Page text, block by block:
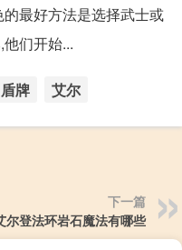
最好方法是选择武士或
们开始...
盾牌 艾尔
下一篇
尔登法环岩石魔法有哪些